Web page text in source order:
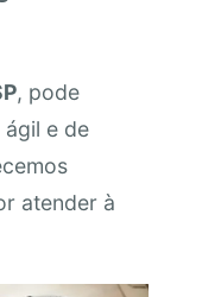
, pode
e de
atender à